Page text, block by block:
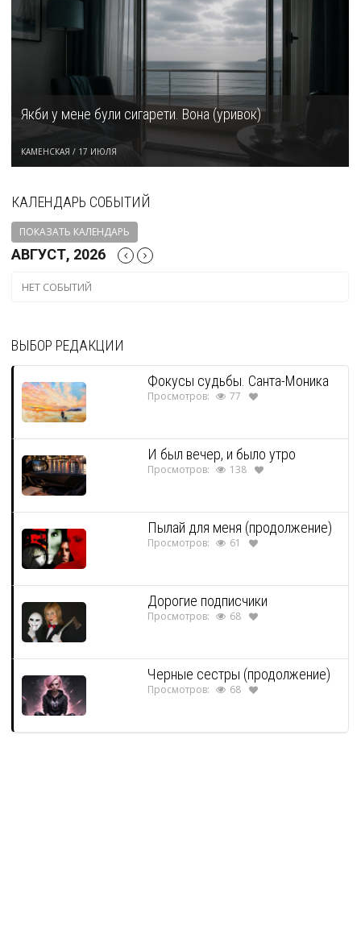
Якби у мене були сигарети. Вона (уривок)
КАМЕНСКАЯ / 17 ИЮЛЯ
КАЛЕНДАРЬ СОБЫТИЙ
ПОКАЗАТЬ КАЛЕНДАРЬ
АВГУСТ, 2026
НЕТ СОБЫТИЙ
ВЫБОР РЕДАКЦИИ
Фокусы судьбы. Санта-Моника
Просмотров: 77
И был вечер, и было утро
Просмотров: 138
Пылай для меня (продолжение)
Просмотров: 61
Дорогие подписчики
Просмотров: 68
Черные сестры (продолжение)
Просмотров: 68